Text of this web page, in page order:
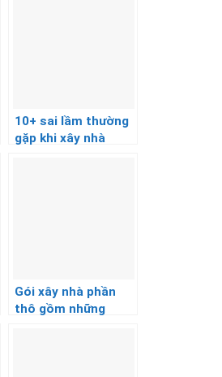
10+ sai lầm thường
gặp khi xây nhà
Gói xây nhà phần
thô gồm những